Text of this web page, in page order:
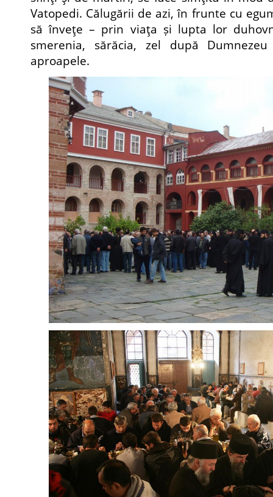
Vatopedi. Călugării de azi, în frunte cu
să înveţe – prin viaţa și lupta lor
smerenia, sărăcia, zel după
aproapele.